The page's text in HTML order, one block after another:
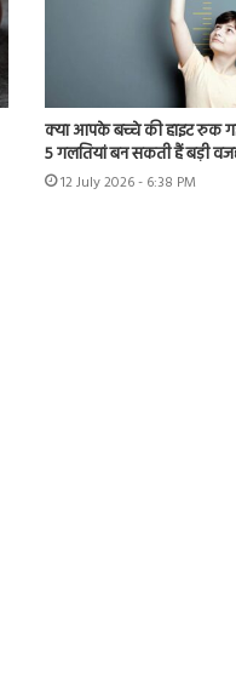
क्या आपके बच्चे की हाइट रुक
5 गलतियां बन सकती हैं बड़ी
12 July 2026 - 6:38 PM